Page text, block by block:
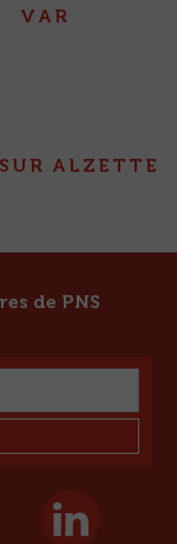
VAR
ALZETTE
de PNS